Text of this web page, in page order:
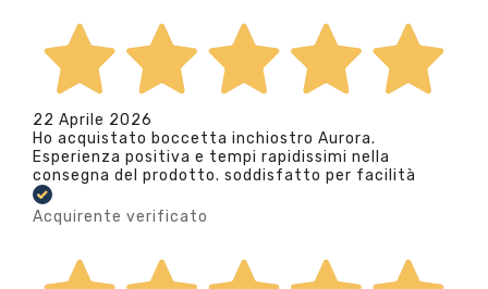
22 Aprile 2026
Ho acquistato boccetta inchiostro Aurora.
Esperienza positiva e tempi rapidissimi nella
consegna del prodotto. soddisfatto per facilità
Acquirente verificato